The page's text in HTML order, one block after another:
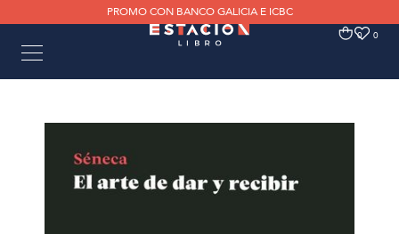
PROMO CON BANCO GALICIA E ICBC
0 0